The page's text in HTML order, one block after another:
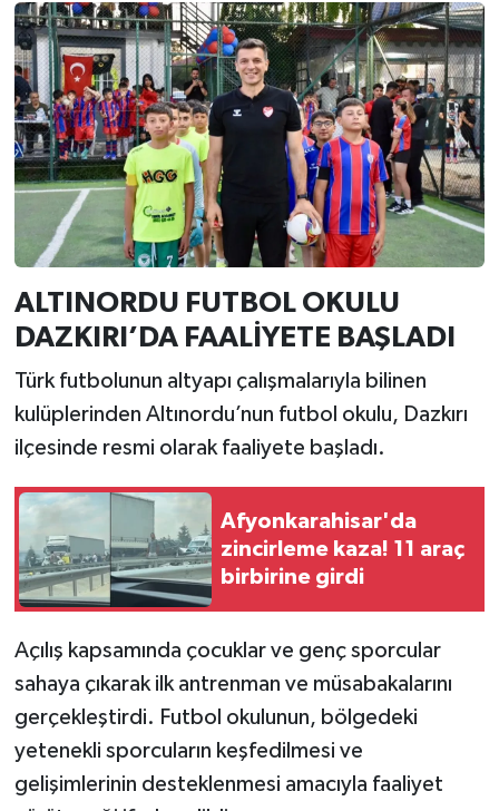
ALTINORDU FUTBOL OKULU
DAZKIRI’DA FAALİYETE BAŞLADI
Türk futbolunun altyapı çalışmalarıyla bilinen
kulüplerinden Altınordu’nun futbol okulu, Dazkırı
ilçesinde resmi olarak faaliyete başladı.
Afyonkarahisar'da
zincirleme kaza! 11 araç
birbirine girdi
Açılış kapsamında çocuklar ve genç sporcular
sahaya çıkarak ilk antrenman ve müsabakalarını
gerçekleştirdi. Futbol okulunun, bölgedeki
yetenekli sporcuların keşfedilmesi ve
gelişimlerinin desteklenmesi amacıyla faaliyet